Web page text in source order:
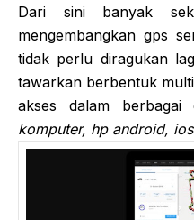
Dari sini banyak
mengembangkan gps
tidak perlu diragukan
tawarkan berbentuk
akses dalam berbagai
komputer, hp android,